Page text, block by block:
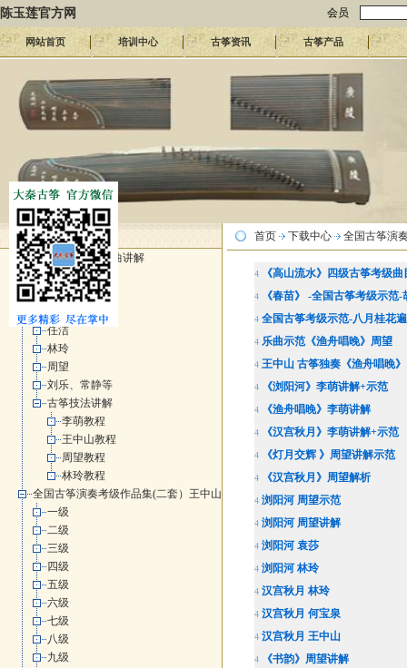
陈玉莲官方网 会员
网站首页 培训中心 古筝资讯 古筝产品
古筝曲下
名师名曲欣赏 名曲讲解
王中山
袁莎
李萌
任洁
林玲
周望
刘乐、常静等
古筝技法讲解
李萌教程
王中山教程
周望教程
林玲教程
全国古筝演奏考级作品集(二套）王中山
一级
二级
三级
四级
五级
六级
七级
八级
九级
首页 下载中心 全国古筝演
4 《高山流水》四级古筝考级
4 《春苗》 -全国古筝考级示范-
4 全国古筝考级示范-八月桂花
4 乐曲示范《渔舟唱晚》周望
4 王中山 古筝独奏《渔舟唱晚》
4 《浏阳河》李萌讲解+示范
4 《渔舟唱晚》李萌讲解
4 《汉宫秋月》李萌讲解+示范
4 《灯月交辉 》周望讲解示范
4 《汉宫秋月》周望解析
4 浏阳河 周望示范
4 浏阳河 周望讲解
4 浏阳河 袁莎
4 浏阳河 林玲
4 汉宫秋月 林玲
4 汉宫秋月 何宝泉
4 汉宫秋月 王中山
4 《书韵》周望讲解